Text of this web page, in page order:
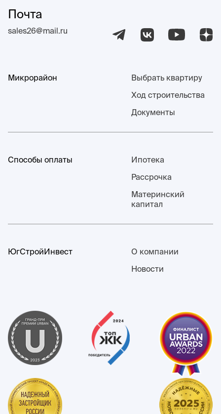
Почта
sales26@mail.ru
Микрорайон
Выбрать квартиру
Ход строительства
Документы
Способы оплаты
Ипотека
Рассрочка
Материнский
капитал
ЮгСтройИнвест
О компании
Новости